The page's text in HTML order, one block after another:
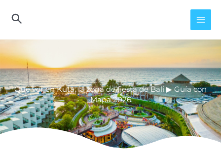
Qué ver en Kuta, la zona de fiesta de Bali ▶︎ Guía con
Mapa 2026